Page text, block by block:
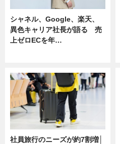
シャネル、Google、楽天、
異色キャリア社長が語る 売
上ゼロECを年…
社員旅行のニーズが約7割増│